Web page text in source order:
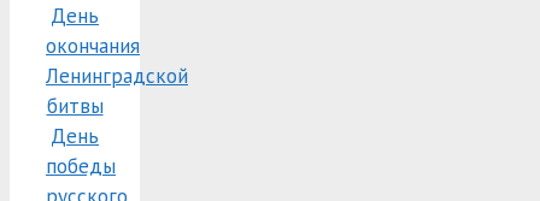
День
окончания
Ленинградской
битвы
День
победы